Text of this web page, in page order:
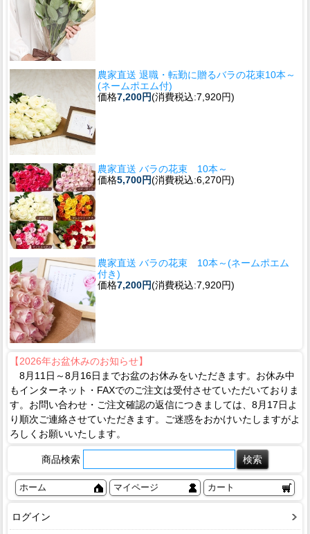
農家直送 退職・転勤に贈るバラの花束10本～
(ネームポエム付)
価格7,200円(消費税込:7,920円)
農家直送 バラの花束 10本～
価格5,700円(消費税込:6,270円)
農家直送 バラの花束 10本～(ネームポエム
付き)
価格7,200円(消費税込:7,920円)
【2026年お盆休みのお知らせ】
8月11日～8月16日までお盆のお休みをいただきます。お休み中
もインターネット・FAXでのご注文は受付させていただいておりま
す。お問い合わせ・ご注文確認の返信につきましては、8月17日よ
り順次ご連絡させていただきます。ご迷惑をおかけいたしますがよ
ろしくお願いいたします。
商品検索
ホーム マイページ カート
ログイン